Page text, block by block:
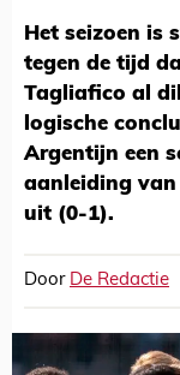
Het seizoen is
tegen de tijd
Tagliafico al
logische
Argentijn een
aanleiding
uit (0-1).
Door De Redactie